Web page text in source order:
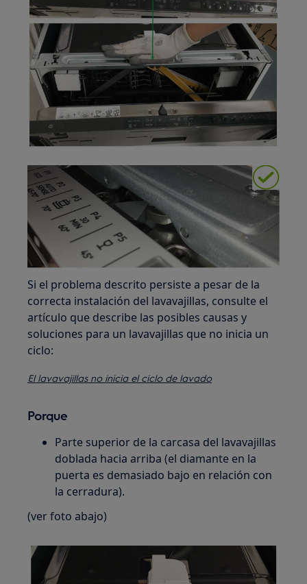
Si el problema descrito persiste a pesar de la
correcta instalación del lavavajillas, consulte el
artículo que describe las posibles causas y
soluciones para un lavavajillas que no inicia un
ciclo:
El lavavajillas no inicia el ciclo de lavado
Porque
Parte superior de la carcasa del lavavajillas
doblada hacia arriba (el diamante en la
puerta es demasiado bajo en relación con
la cerradura).
(ver foto abajo)